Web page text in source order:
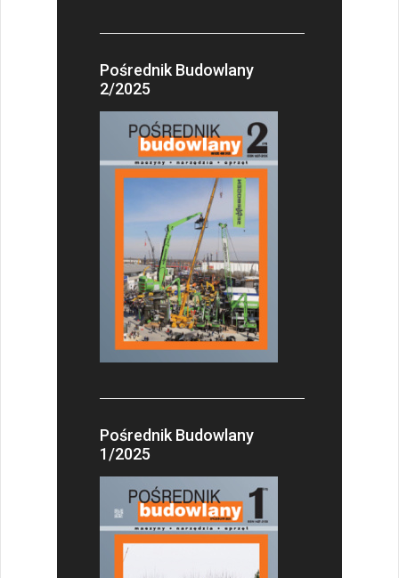
Pośrednik Budowlany
2/2025
Pośrednik Budowlany
1/2025